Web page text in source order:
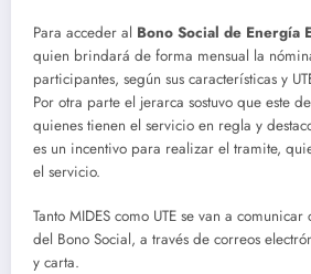
Para acceder al Bono Social de Energía
quien brindará de forma mensual la
participantes, según sus características y
Por otra parte el jerarca sostuvo que este
quienes tienen el servicio en regla y
es un incentivo para realizar el tramite,
el servicio. ​
Tanto MIDES como UTE se van a
del Bono Social, a través de correos
y carta.